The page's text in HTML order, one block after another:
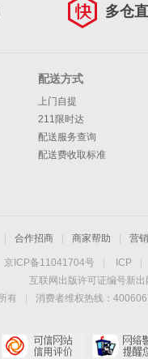
多仓
配送方式
上门自提
211限时达
配送服务查询
配送费收取标准
合作招商 商家帮助 营
京ICP备11041704号 ICP
互联网出版许可证编号新
有 消费者维权热线：